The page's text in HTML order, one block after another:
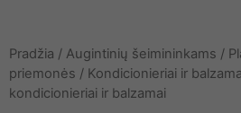
Pradžia / Augintinių šeimininkams /
priemonės / Kondicionieriai ir
kondicionieriai ir balzamai